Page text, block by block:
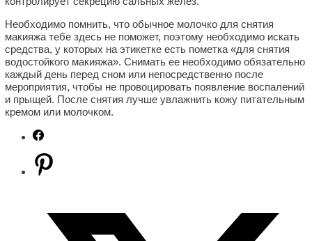
Необходимо помнить, что обычное молочко для снятия
макияжа тебе здесь не поможет, поэтому необходимо искать
средства, у которых на этикетке есть пометка «для снятия
водостойкого макияжа». Снимать ее необходимо обязательно
каждый день перед сном или непосредственно после
мероприятия, чтобы не провоцировать появление воспалений
и прыщей. После снятия лучше увлажнить кожу питательным
кремом или молочком.